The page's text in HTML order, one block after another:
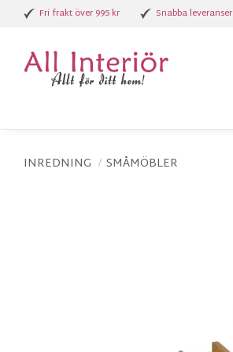
Fri frakt över 995 kr Snabba leveranser
INREDNING SMÅMÖBLER